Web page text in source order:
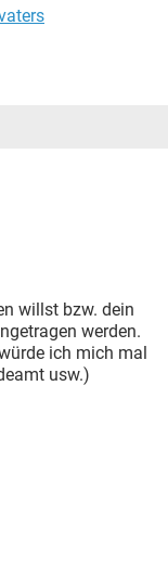
willst bzw. dein
werden.
ich mich mal
usw.)